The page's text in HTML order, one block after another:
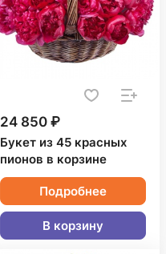
24 850 ₽
Букет из 45 красных
пионов в корзине
Подробнее
В корзину